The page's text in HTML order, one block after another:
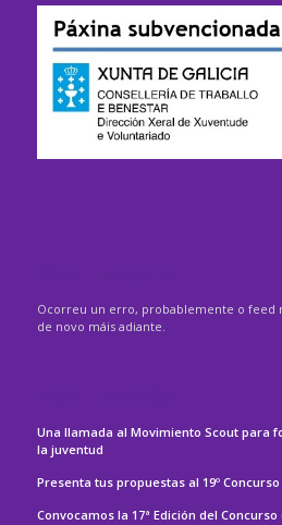
Ocorreu un erro, probablemente o feed
de novo máis adiante.
Una llamada al Movimiento Scout para
la juventud
Presenta tus propuestas al 19º
Convocamos la 17ª Edición del